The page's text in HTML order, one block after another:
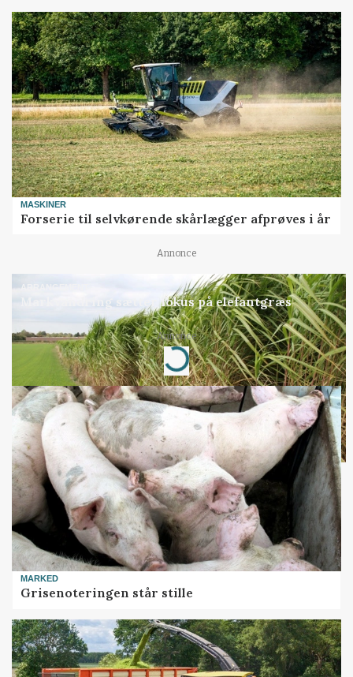
MASKINER
Forserie til selvkørende skårlægger afprøves i år
Annonce
ARRANGEMENT
Markvandring sætter fokus på elefantgræs
Annonce
Loading...
MARKED
Grisenoteringen står stille